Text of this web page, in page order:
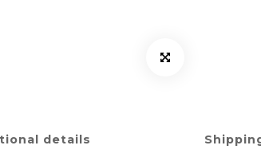
details